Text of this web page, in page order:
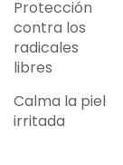
Protección
contra los
radicales
libres
Calma la piel
irritada